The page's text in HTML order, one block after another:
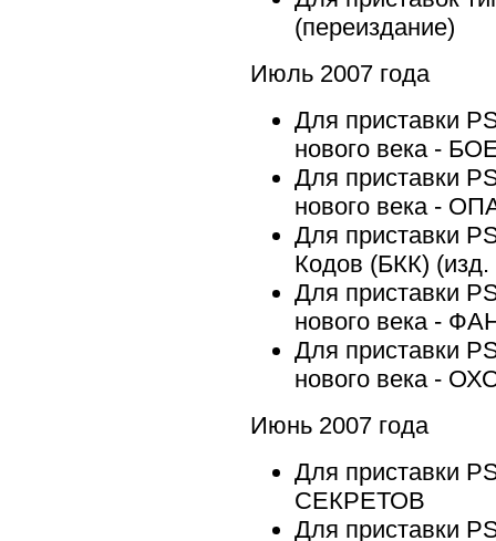
(переиздание)
Июль 2007 года
Для приставки
нового века -
Для приставки
нового века -
Для приставки
Кодов (БКК) (изд.
Для приставки
нового века -
Для приставки
нового века -
Июнь 2007 года
Для приставки
СЕКРЕТОВ
Для приставки